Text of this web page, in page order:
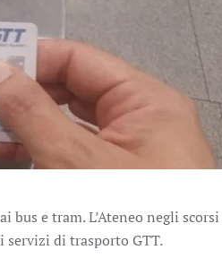
e tram. L’Ateneo negli
servizi di trasporto GTT.